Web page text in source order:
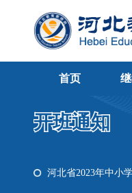
首页
开班通知
河北省2023年中小